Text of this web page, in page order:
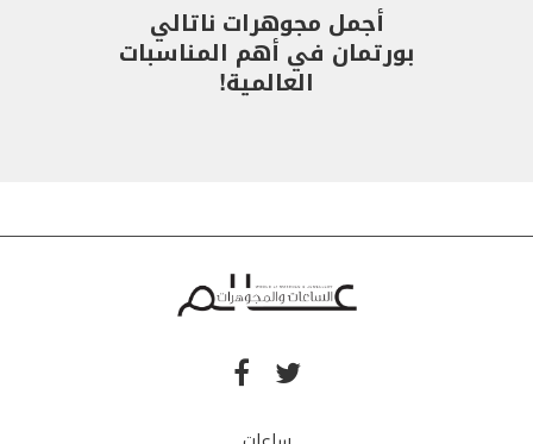
أجمل مجوهرات ناتالي
بورتمان في أهم المناسبات
العالمية!